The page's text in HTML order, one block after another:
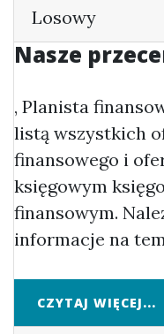
Losowy
Nasze
, Planista
listą wszystkich
finansowego i
księgowym
finansowym.
informacje na
CZYTAJ WIĘCEJ...